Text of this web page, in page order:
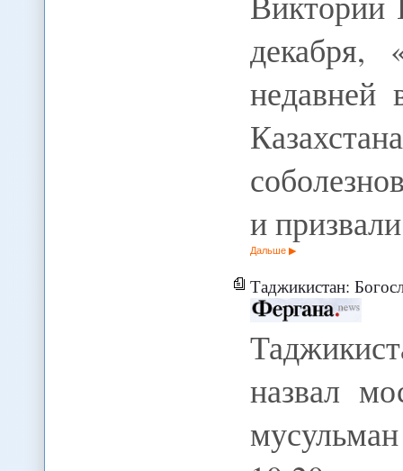
декабря,
недавней
и
Дальше
Таджикистан: Богослов
назвал